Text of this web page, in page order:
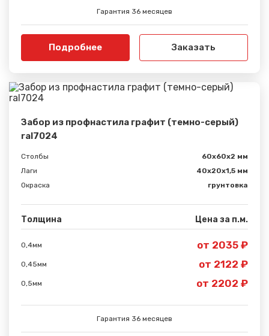
Гарантия 36 месяцев
Подробнее Заказать
Забор из профнастила графит (темно-серый)
ral7024
Столбы
60х60х2 мм
Лаги
40х20х1,5 мм
Окраска
грунтовка
Толщина Цена за п.м.
0,4мм от 2035 ₽
0,45мм от 2122 ₽
0,5мм от 2202 ₽
Гарантия 36 месяцев